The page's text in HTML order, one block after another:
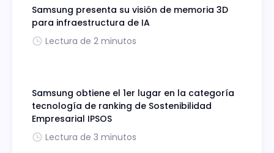
Samsung presenta su visión de memoria 3D
para infraestructura de IA
Lectura de 2 minutos
Samsung obtiene el 1er lugar en la categoría
tecnología de ranking de Sostenibilidad
Empresarial IPSOS
Lectura de 3 minutos